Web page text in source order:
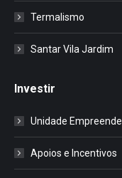
Termalismo
Santar Vila Jardim
Investir
Unidade Empreende
Apoios e Incentivos